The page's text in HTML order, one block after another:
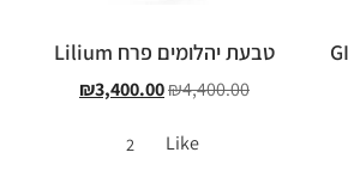
טבעת יהלומים פרח Lilium
₪4,400.00
₪3,400.00
Like
2